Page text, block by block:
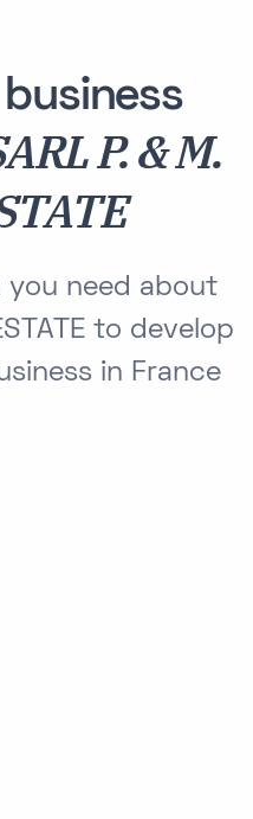
P. & M.
you need about
to develop
in France